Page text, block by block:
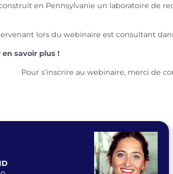
en Pennsylvanie un laboratoire de
lors du webinaire est consultant
savoir plus !
Pour s’inscrire au webinaire, merci de